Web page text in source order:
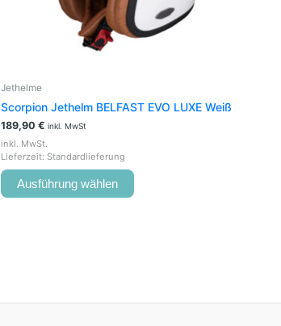
Jethelme
Scorpion Jethelm BELFAST EVO LUXE Weiß
189,90 € inkl. MwSt
inkl. MwSt.
Lieferzeit: Standardlieferung
Ausführung wählen
der
Produktseite